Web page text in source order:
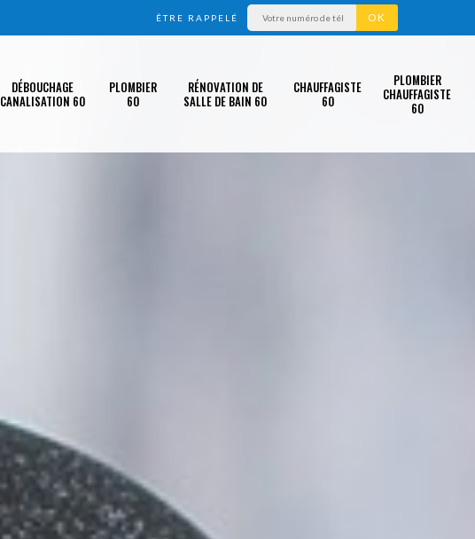
ÊTRE RAPPELÉ
DÉBOUCHAGE
CANALISATION 60
PLOMBIER
60
RÉNOVATION DE
SALLE DE BAIN 60
CHAUFFAGISTE
60
PLOMBIER
CHAUFFAGISTE
60